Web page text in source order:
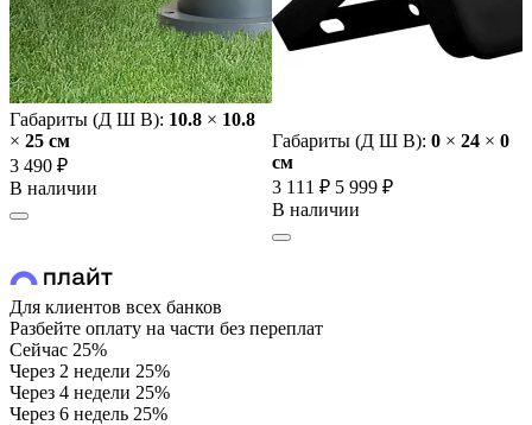
Габариты (Д Ш В): 10.8 × 10.8
× 25 cм
3 490 ₽
В наличии
Габариты (Д Ш В): 0 × 24 × 0
cм
3 111 ₽ 5 999 ₽
В наличии
Для клиентов всех банков
Разбейте оплату на части без переплат
Сейчас 25%
Через 2 недели 25%
Через 4 недели 25%
Через 6 недель 25%